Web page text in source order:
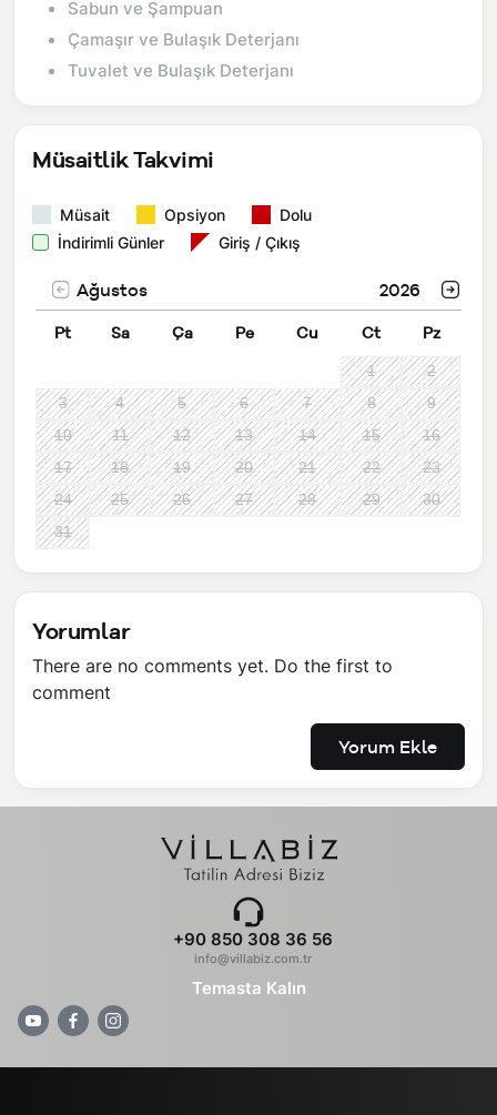
Sabun ve Şampuan
Çamaşır ve Bulaşık Deterjanı
Tuvalet ve Bulaşık Deterjanı
Müsaitlik Takvimi
Müsait Opsiyon
Dolu
İndirimli Günler
Giriş / Çıkış
Ağustos 2026
Pt Sa Ça Pe Cu Ct Pz
1
2
3
4 5 6 7 8
9
10
11 12 13 14 15
16
17
18 19 20 21 22
23
24
25 26 27 28 29
30
31
Yorumlar
There are no comments yet. Do the first to
comment
Yorum Ekle
+90 850 308 36 56
info@villabiz.com.tr
Temasta Kalın